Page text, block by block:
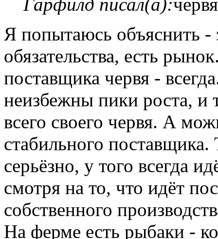
Гарфилд писал(а):
Я попытаюсь объяснить
обязательства, есть
поставщика червя -
неизбежны пики роста, и
всего своего червя. А
стабильного поставщика.
серьёзно, у того всегда
смотря на то, что идёт
собственного
На ферме есть рыбаки -